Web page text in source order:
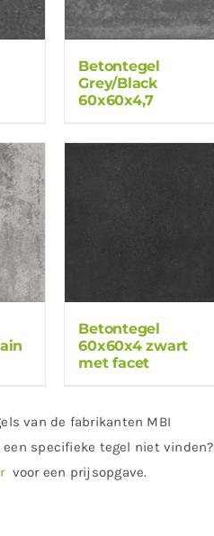
Betontegel
Grey/Black
60x60x4,7
Betontegel
60x60x4 zwart
met facet
van de fabrikanten MBI
specifieke tegel niet vinden?
voor een prijsopgave.